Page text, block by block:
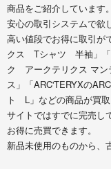
商品をご紹介しています。
安心の取引システムで欲
高い値段でお得に取引
クス Tシャツ 半袖」
ク アークテリクス マン
ス」「ARC'TERYXの
ト L」などの商品が買
サイトではすでに完売し
お得に売買できます。
新品未使用のものから、